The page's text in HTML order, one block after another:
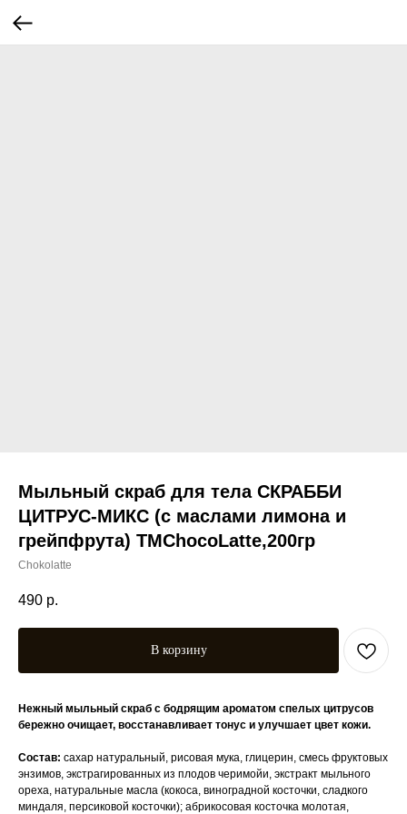
Мыльный скраб для тела СКРАББИ
ЦИТРУС-МИКС (с маслами лимона и
грейпфрута) ТМChocoLatte,200гр
Chokolatte
490 р.
В корзину
Нежный мыльный скраб с бодрящим ароматом спелых цитрусов
бережно очищает, восстанавливает тонус и улучшает цвет кожи.
Состав: сахар натуральный, рисовая мука, глицерин, смесь фруктовых
энзимов, экстрагированных из плодов черимойи, экстракт мыльного
ореха, натуральные масла (кокоса, виноградной косточки, сладкого
миндаля, персиковой косточки); абрикосовая косточка молотая,